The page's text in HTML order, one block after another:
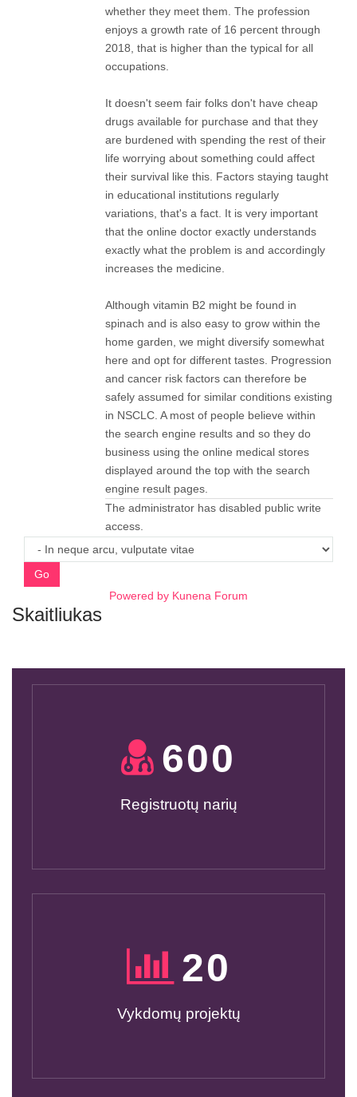
whether they meet them. The profession
enjoys a growth rate of 16 percent through
2018, that is higher than the typical for all
occupations.
It doesn't seem fair folks don't have cheap
drugs available for purchase and that they
are burdened with spending the rest of their
life worrying about something could affect
their survival like this. Factors staying taught
in educational institutions regularly
variations, that's a fact. It is very important
that the online doctor exactly understands
exactly what the problem is and accordingly
increases the medicine.
Although vitamin B2 might be found in
spinach and is also easy to grow within the
home garden, we might diversify somewhat
here and opt for different tastes. Progression
and cancer risk factors can therefore be
safely assumed for similar conditions existing
in NSCLC. A most of people believe within
the search engine results and so they do
business using the online medical stores
displayed around the top with the search
engine result pages.
The administrator has disabled public write
access.
Go
Powered by Kunena Forum
Skaitliukas
600
Registruotų narių
20
Vykdomų projektų